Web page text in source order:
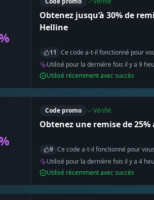
Obtenez jusqu’à 30% de
Helline
11 Ce code a-t-il fonctionné pour
Utilisé pour la dernière fois il y a 9
Utilisé récemment avec succès
Code promo Vérifié
Obtenez une remise de
9 Ce code a-t-il fonctionné pour
Utilisé pour la dernière fois il y a 4
Utilisé récemment avec succès